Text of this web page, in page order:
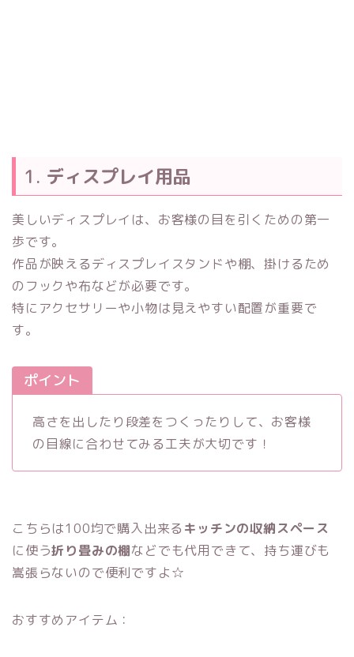
1. ディスプレイ用品
美しいディスプレイは、お客様の目を引くための第一
歩です。
作品が映えるディスプレイスタンドや棚、掛けるため
のフックや布などが必要です。
特にアクセサリーや小物は見えやすい配置が重要で
す。
ポイント
高さを出したり段差をつくったりして、お客様
の目線に合わせてみる工夫が大切です！
こちらは100均で購入出来る キッチンの収納スペース
に使う折り畳みの棚などでも代用できて、持ち運びも
嵩張らないので便利ですよ☆
おすすめアイテム：